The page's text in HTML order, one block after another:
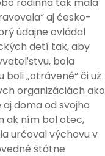
rodinná tak mala
aj česko-
údajne ovládal
detí tak, aby
bola
„otrávené“ či už
organizáciách ako
doma od svojho
ak ním bol otec,
určoval výchovu v
štátne